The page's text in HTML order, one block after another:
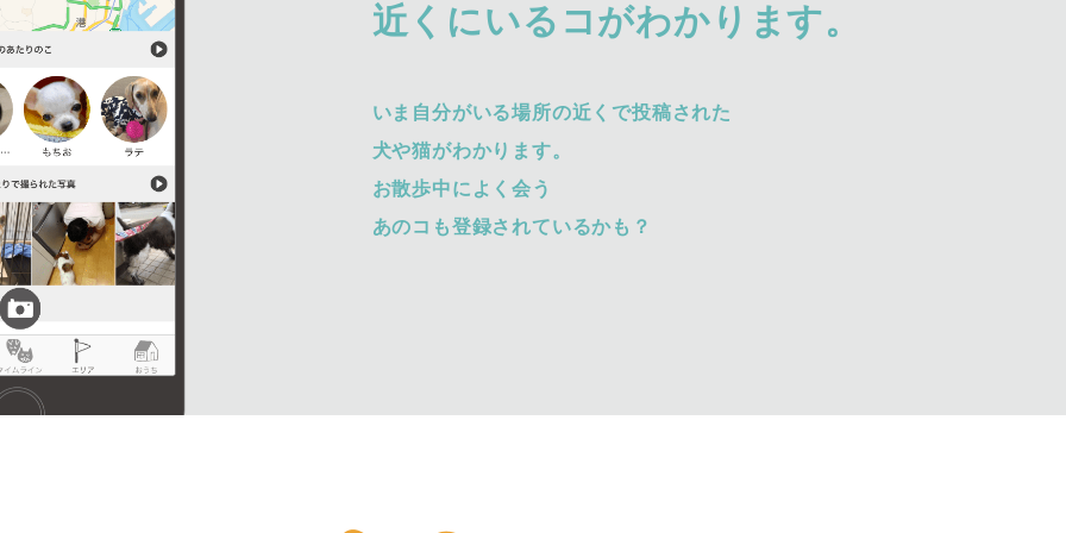
近くにいるコがわかります。
いま自分がいる場所の近くで投稿された
犬や猫がわかります。
お散歩中によく会う
あのコも登録されているかも？